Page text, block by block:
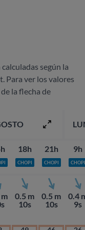
según la
Para ver los valores
la flecha de
18h
CHOPI
0.5 m
10s
21h
CHOPI
0.5 m
10s
9h
CHOPI
0.4
9s